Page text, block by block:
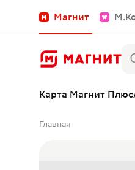
Магнит
Карта Магнит Плюс
Главная